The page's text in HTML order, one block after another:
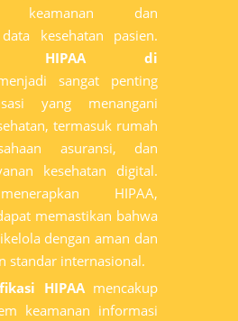
keamanan dan
kesehatan pasien.
HIPAA di
sangat penting
yang menangani
termasuk rumah
asuransi, dan
kesehatan digital.
HIPAA,
memastikan bahwa
dengan aman dan
standar internasional.
HIPAAmencakup
keamanan informasi